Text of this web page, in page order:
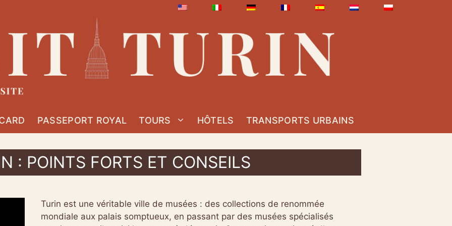
PASSEPORT ROYAL TOURS HÔTELS TRANSPORTS URBAINS
: POINTS FORTS ET CONSEILS
Turin est une véritable ville de musées : des collections de renommée
mondiale aux palais somptueux, en passant par des musées spécialisés